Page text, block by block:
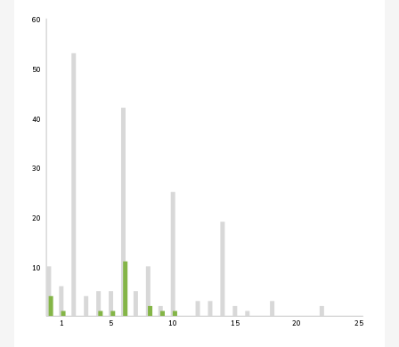
10
20
30
40
50
60
1 5 10 15 20 25